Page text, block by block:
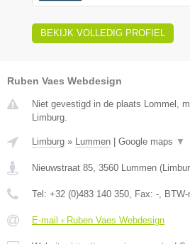
BEKIJK VOLLEDIG PROFIEL
Ruben Vaes Webdesign
Niet gevestigd in de plaats Lommel,
Limburg.
Limburg » Lummen Google maps ▼
Nieuwstraat 85, 3560 Lummen (
Tel: +32 (0)483 140 350, Fax: -, BTW-
E-mail › Ruben Vaes Webdesign